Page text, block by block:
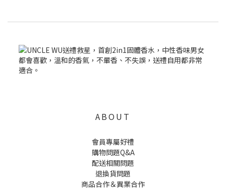
ABOUT
會員專屬好禮
購物問題Q&A
配送相關問題
退換貨問題
商品合作＆異業合作